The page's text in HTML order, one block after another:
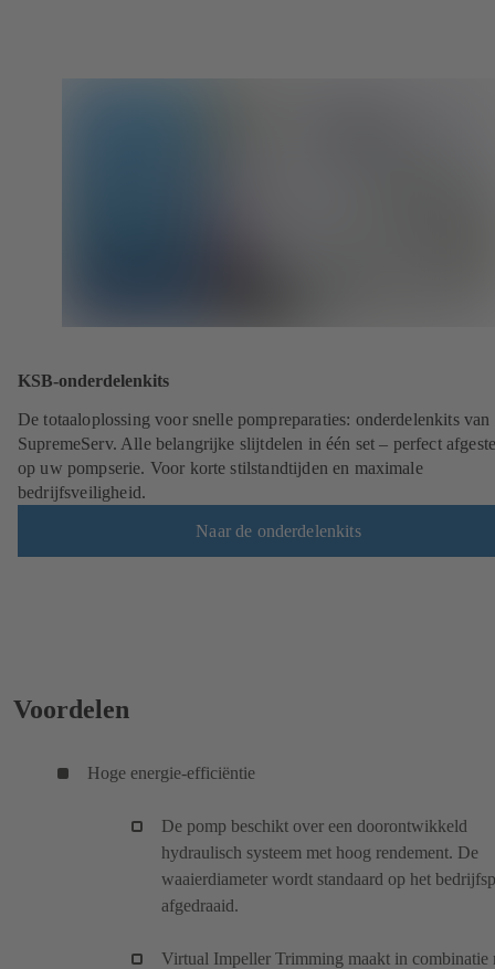
KSB-onderdelenkits
De totaaloplossing voor snelle pompreparaties: onderdelenkits
SupremeServ. Alle belangrijke slijtdelen in één set – perfect
op uw pompserie. Voor korte stilstandtijden en maximale
bedrijfsveiligheid.
Naar de onderdelenkits
Voordelen
Hoge energie-efficiëntie
De pomp beschikt over een doorontwikkeld
hydraulisch systeem met hoog rendement. De
waaierdiameter wordt standaard op het
afgedraaid.
Virtual Impeller Trimming maakt in combinatie